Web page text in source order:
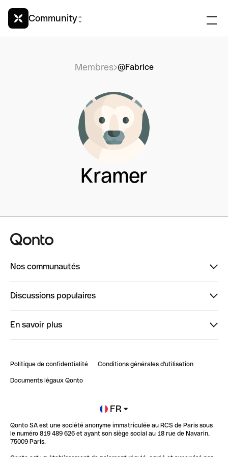
Community
Membres @Fabrice
Kramer
Nos communautés
ClubQonto
Discussions populaires
Impact de l'IA sur les carrières/productivité
En savoir plus
Blog
Newsroom
Glossaire finance
Politique de confidentialité Conditions générales d'utilisation
Documents légaux Qonto
FR
Qonto SA est une société anonyme immatriculée au RCS de Paris sous
le numéro 819 489 626 et ayant son siège social au 18 rue de Navarin,
75009 Paris.